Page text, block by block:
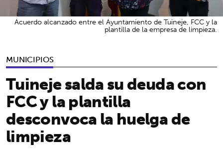
MUNICIPIOS
Tuineje salda su deuda con
FCC y la plantilla
desconvoca la huelga de
limpieza
Acuerdo alcanzado entre el Ayuntamiento de Tuineje, FCC y la
plantilla de la empresa de limpieza.